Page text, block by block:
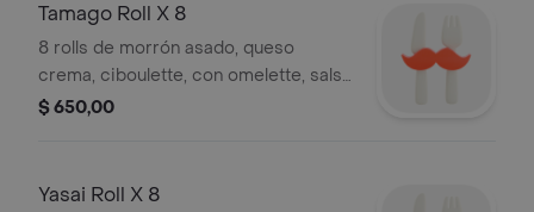
Tamago Roll X 8
8 rolls de morrón asado, queso
crema, ciboulette, con omelette, salsa
de soja, wasabi, jengibre, palitos.
$ 650,00
Yasai Roll X 8